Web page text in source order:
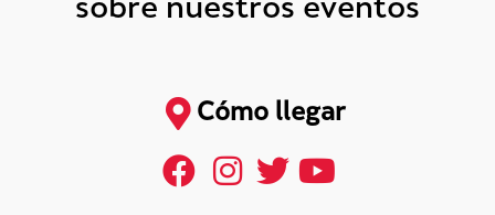
sobre nuestros eventos
Cómo llegar